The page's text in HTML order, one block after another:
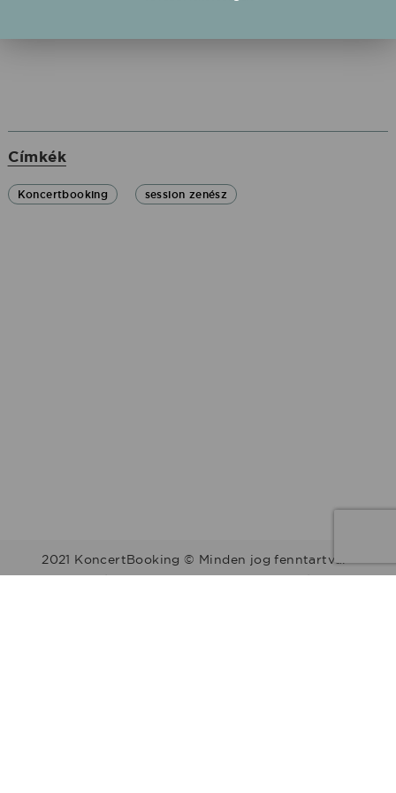
Címkék
Koncertbooking session zenész
2021 KoncertBooking © Minden jog fenntartva.
Kapcsolat | Telefonszám: +36 30 157 9812 | E-mail: